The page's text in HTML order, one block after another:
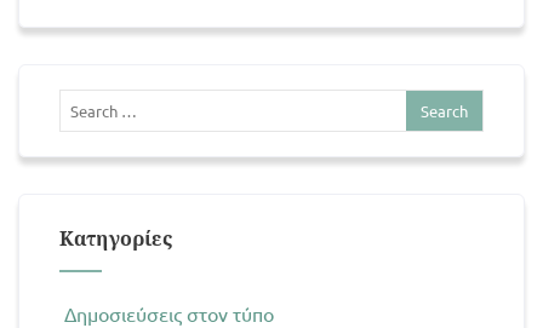
Kατηγορίες
Δημοσιεύσεις στον τύπο